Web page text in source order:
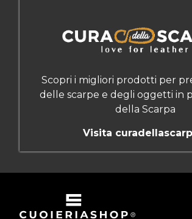
Scopri i migliori prodotti per
delle scarpe e degli oggetti in
della Scarpa
Visita